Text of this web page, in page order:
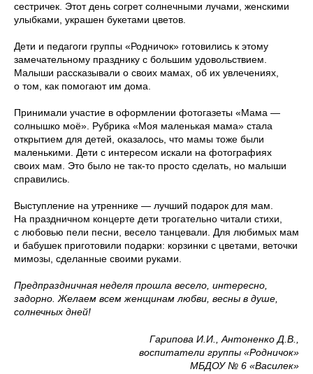
сестричек. Этот день согрет солнечными лучами, женскими
улыбками, украшен букетами цветов.
Дети и педагоги группы «Родничок» готовились к этому
замечательному празднику с большим удовольствием.
Малыши рассказывали о своих мамах, об их увлечениях,
о том, как помогают им дома.
Принимали участие в оформлении фотогазеты «Мама —
солнышко моё». Рубрика «Моя маленькая мама» стала
открытием для детей, оказалось, что мамы тоже были
маленькими. Дети с интересом искали на фотографиях
своих мам. Это было не так-то просто сделать, но малыши
справились.
Выступление на утреннике — лучший подарок для мам.
На праздничном концерте дети трогательно читали стихи,
с любовью пели песни, весело танцевали. Для любимых мам
и бабушек приготовили подарки: корзинки с цветами, веточки
мимозы, сделанные своими руками.
Предпраздничная неделя прошла весело, интересно,
задорно. Желаем всем женщинам любви, весны в душе,
солнечных дней!
Гарипова И.И., Антоненко Д.В.,
воспитатели группы «Родничок»
МБДОУ № 6 «Василек»